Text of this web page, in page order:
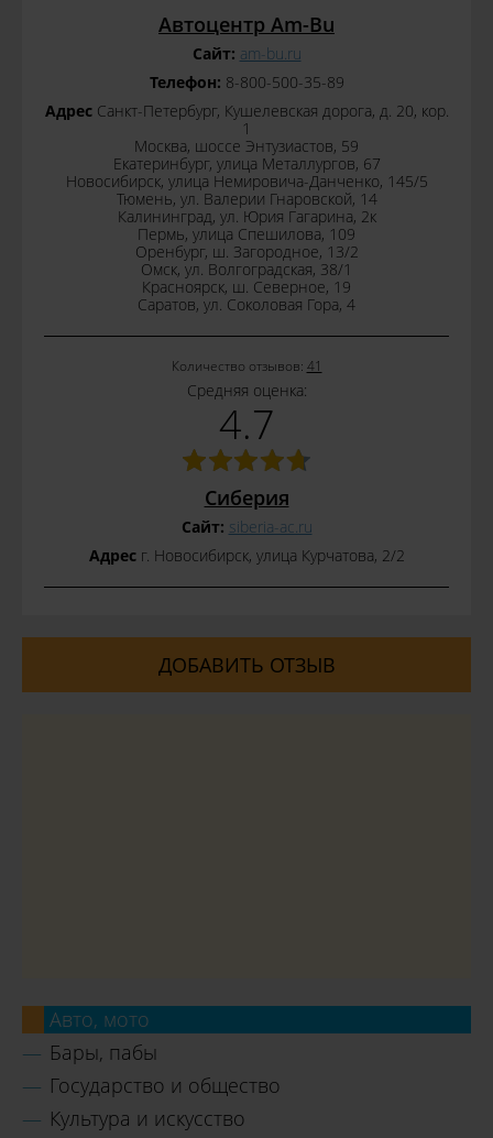
Автоцентр Am-Bu
Сайт: am-bu.ru
Телефон: 8-800-500-35-89
АдресСанкт-Петербург, Кушелевская дорога, д. 20, кор.
1
Москва, шоссе Энтузиастов, 59
Екатеринбург, улица Металлургов, 67
Новосибирск, улица Немировича-Данченко, 145/5
Тюмень, ул. Валерии Гнаровской, 14
Калининград, ул. Юрия Гагарина, 2к
Пермь, улица Спешилова, 109
Оренбург, ш. Загородное, 13/2
Омск, ул. Волгоградская, 38/1
Красноярск, ш. Северное, 19
Саратов, ул. Соколовая Гора, 4
Количество отзывов: 41
Средняя оценка:
4.7
Сиберия
Сайт: siberia-ac.ru
Адресг. Новосибирск, улица Курчатова, 2/2
ДОБАВИТЬ ОТЗЫВ
Авто, мото
Бары, пабы
Государство и общество
Культура и искусство